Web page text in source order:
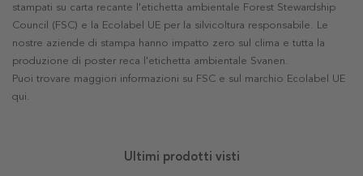
stampati su carta recante l'etichetta ambientale Forest Stewardship
Council (FSC) e la Ecolabel UE per la silvicoltura responsabile. Le
nostre aziende di stampa hanno impatto zero sul clima e tutta la
produzione di poster reca l'etichetta ambientale Svanen.
Puoi trovare maggiori informazioni su FSC e sul marchio Ecolabel UE
qui.
Ultimi prodotti visti